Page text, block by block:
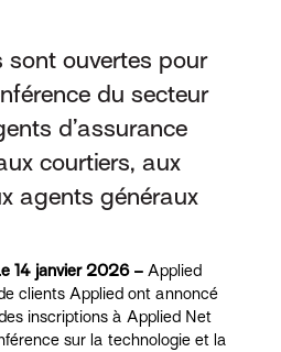
sont ouvertes pour
du secteur
d’assurance
courtiers, aux
agents généraux
14 janvier 2026 – Applied
clients Applied ont annoncé
inscriptions à Applied Net
sur la technologie et la